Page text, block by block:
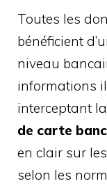
Toutes les
bénéficient
niveau
informations
interceptant
de carte
en clair sur
selon les